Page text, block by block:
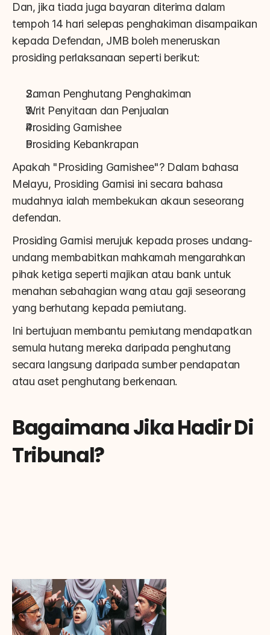
Dan, jika tiada juga bayaran diterima dalam
tempoh 14 hari selepas penghakiman disampaikan
kepada Defendan, JMB boleh meneruskan
prosiding perlaksanaan seperti berikut:
Saman Penghutang Penghakiman
Writ Penyitaan dan Penjualan
Prosiding Garnishee
Prosiding Kebankrapan
Apakah "Prosiding Garnishee"? Dalam bahasa
Melayu, Prosiding Garnisi ini secara bahasa
mudahnya ialah membekukan akaun seseorang
defendan.
Prosiding Garnisi merujuk kepada proses undang-
undang membabitkan mahkamah mengarahkan
pihak ketiga seperti majikan atau bank untuk
menahan sebahagian wang atau gaji seseorang
yang berhutang kepada pemiutang.
Ini bertujuan membantu pemiutang mendapatkan
semula hutang mereka daripada penghutang
secara langsung daripada sumber pendapatan
atau aset penghutang berkenaan.
Bagaimana Jika Hadir Di
Tribunal?